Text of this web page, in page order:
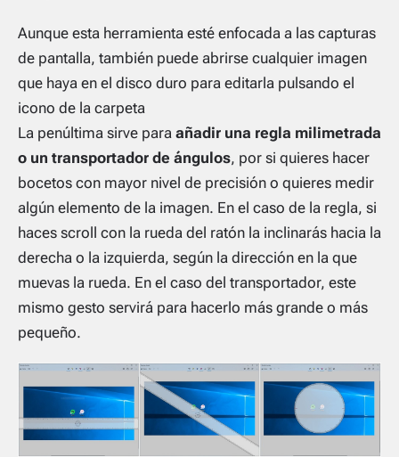
Aunque esta herramienta esté enfocada a las capturas
de pantalla, también puede abrirse cualquier imagen
que haya en el disco duro para editarla pulsando el
icono de la carpeta
La penúltima sirve para añadir una regla milimetrada
o un transportador de ángulos, por si quieres hacer
bocetos con mayor nivel de precisión o quieres medir
algún elemento de la imagen. En el caso de la regla, si
haces scroll con la rueda del ratón la inclinarás hacia la
derecha o la izquierda, según la dirección en la que
muevas la rueda. En el caso del transportador, este
mismo gesto servirá para hacerlo más grande o más
pequeño.